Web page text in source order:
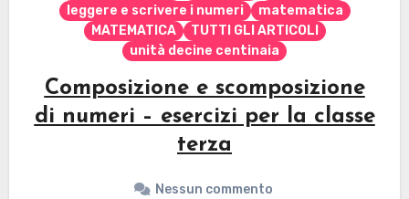
leggere e scrivere i numeri
matematica
MATEMATICA
TUTTI GLI ARTICOLI
unità decine centinaia
Composizione e scomposizione
di numeri – esercizi per la classe
terza
Nessun commento